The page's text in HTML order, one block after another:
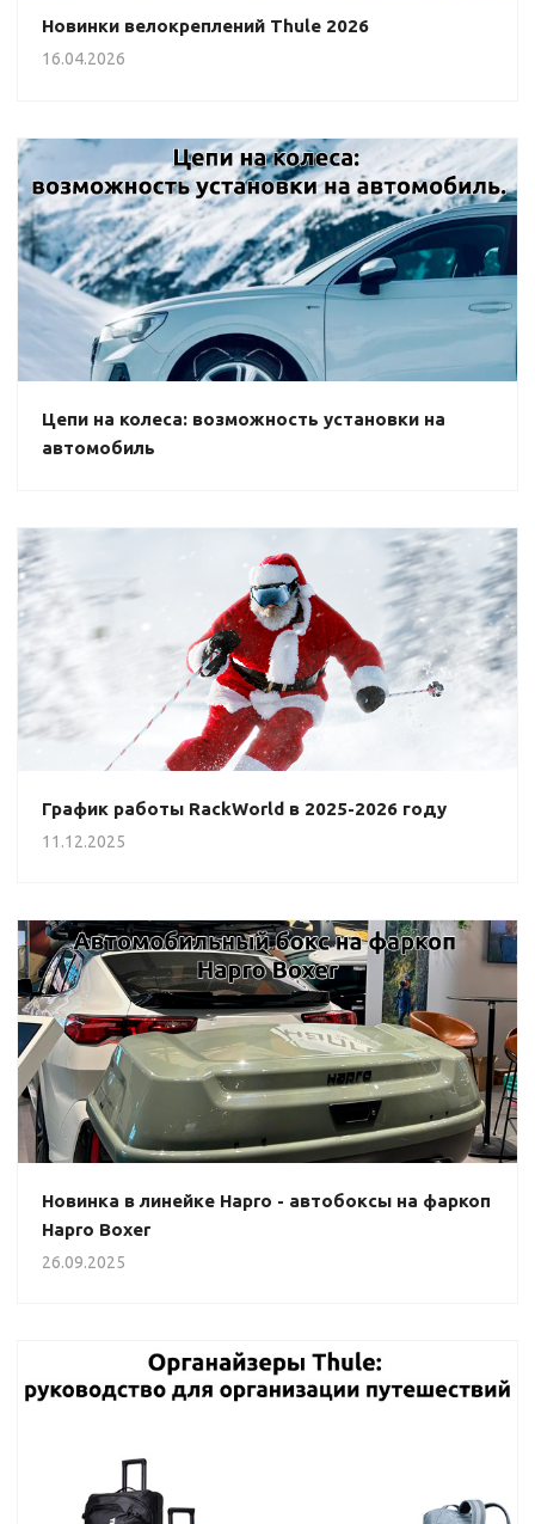
Новинки велокреплений Thule 2026
16.04.2026
Цепи на колеса: возможность установки на
автомобиль
График работы RackWorld в 2025-2026 году
11.12.2025
Новинка в линейке Hapro - автобоксы на фаркоп
Hapro Boxer
26.09.2025